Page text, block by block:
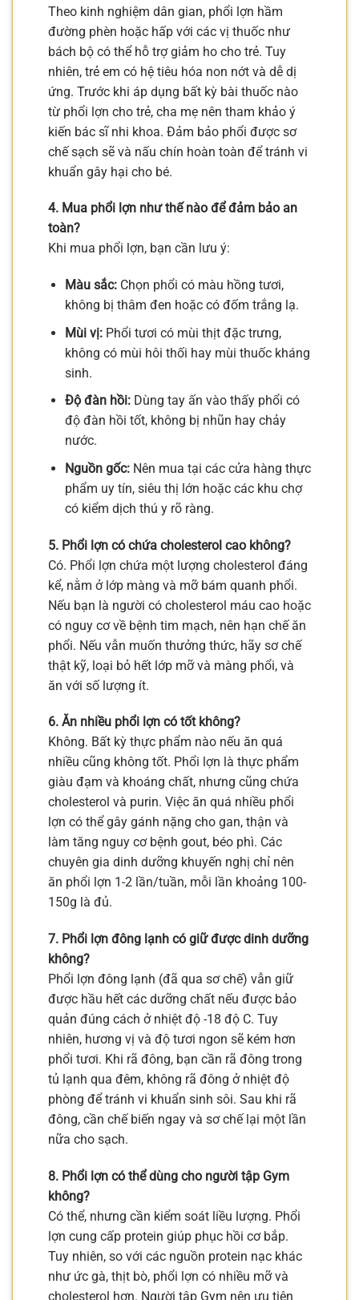
Theo kinh nghiệm dân gian, phổi lợn hầm
đường phèn hoặc hấp với các vị thuốc như
bách bộ có thể hỗ trợ giảm ho cho trẻ. Tuy
nhiên, trẻ em có hệ tiêu hóa non nớt và dễ dị
ứng. Trước khi áp dụng bất kỳ bài thuốc nào
từ phổi lợn cho trẻ, cha mẹ nên tham khảo ý
kiến bác sĩ nhi khoa. Đảm bảo phổi được sơ
chế sạch sẽ và nấu chín hoàn toàn để tránh vi
khuẩn gây hại cho bé.
4. Mua phổi lợn như thế nào để đảm bảo an
toàn?
Khi mua phổi lợn, bạn cần lưu ý:
Màu sắc:Chọn phổi có màu hồng tươi,
không bị thâm đen hoặc có đốm trắng lạ.
Mùi vị:Phổi tươi có mùi thịt đặc trưng,
không có mùi hôi thối hay mùi thuốc kháng
sinh.
Độ đàn hồi:Dùng tay ấn vào thấy phổi có
độ đàn hồi tốt, không bị nhũn hay chảy
nước.
Nguồn gốc:Nên mua tại các cửa hàng thực
phẩm uy tín, siêu thị lớn hoặc các khu chợ
có kiểm dịch thú y rõ ràng.
5. Phổi lợn có chứa cholesterol cao không?
Có. Phổi lợn chứa một lượng cholesterol đáng
kể, nằm ở lớp màng và mỡ bám quanh phổi.
Nếu bạn là người có cholesterol máu cao hoặc
có nguy cơ về bệnh tim mạch, nên hạn chế ăn
phổi. Nếu vẫn muốn thưởng thức, hãy sơ chế
thật kỹ, loại bỏ hết lớp mỡ và màng phổi, và
ăn với số lượng ít.
6. Ăn nhiều phổi lợn có tốt không?
Không. Bất kỳ thực phẩm nào nếu ăn quá
nhiều cũng không tốt. Phổi lợn là thực phẩm
giàu đạm và khoáng chất, nhưng cũng chứa
cholesterol và purin. Việc ăn quá nhiều phổi
lợn có thể gây gánh nặng cho gan, thận và
làm tăng nguy cơ bệnh gout, béo phì. Các
chuyên gia dinh dưỡng khuyến nghị chỉ nên
ăn phổi lợn 1-2 lần/tuần, mỗi lần khoảng 100-
150g là đủ.
7. Phổi lợn đông lạnh có giữ được dinh dưỡng
không?
Phổi lợn đông lạnh (đã qua sơ chế) vẫn giữ
được hầu hết các dưỡng chất nếu được bảo
quản đúng cách ở nhiệt độ -18 độ C. Tuy
nhiên, hương vị và độ tươi ngon sẽ kém hơn
phổi tươi. Khi rã đông, bạn cần rã đông trong
tủ lạnh qua đêm, không rã đông ở nhiệt độ
phòng để tránh vi khuẩn sinh sôi. Sau khi rã
đông, cần chế biến ngay và sơ chế lại một lần
nữa cho sạch.
8. Phổi lợn có thể dùng cho người tập Gym
không?
Có thể, nhưng cần kiểm soát liều lượng. Phổi
lợn cung cấp protein giúp phục hồi cơ bắp.
Tuy nhiên, so với các nguồn protein nạc khác
như ức gà, thịt bò, phổi lợn có nhiều mỡ và
cholesterol hơn. Người tập Gym nên ưu tiên